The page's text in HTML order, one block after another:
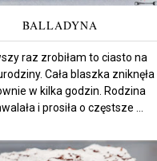
BALLADYNA
raz zrobiłam to ciasto na
Cała blaszka zniknęła
w kilka godzin. Rodzina
i prosiła o częstsze ...